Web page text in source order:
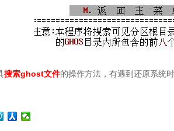
搜索ghost文件的操作方法，有遇到还原系统